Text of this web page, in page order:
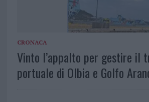
CRONACA
Vinto l’appalto per gestire il
portuale di Olbia e Golfo